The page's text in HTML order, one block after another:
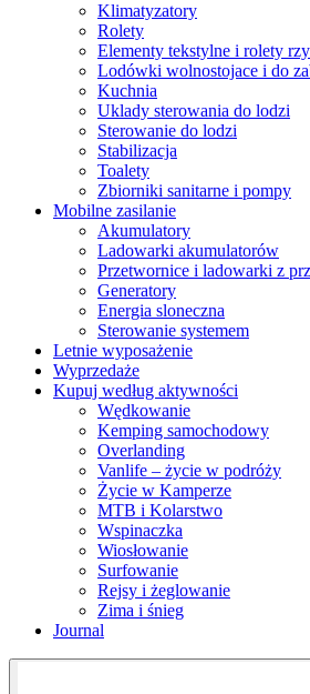
Klimatyzatory
Rolety
Elementy tekstylne i rolety
Lodówki wolnostojace i do
Kuchnia
Uklady sterowania do lodzi
Sterowanie do lodzi
Stabilizacja
Toalety
Zbiorniki sanitarne i pompy
Mobilne zasilanie
Akumulatory
Ladowarki akumulatorów
Przetwornice i ladowarki z
Generatory
Energia sloneczna
Sterowanie systemem
Letnie wyposażenie
Wyprzedaże
Kupuj według aktywności
Wędkowanie
Kemping samochodowy
Overlanding
Vanlife – życie w podróży
Życie w Kamperze
MTB i Kolarstwo
Wspinaczka
Wiosłowanie
Surfowanie
Rejsy i żeglowanie
Zima i śnieg
Journal